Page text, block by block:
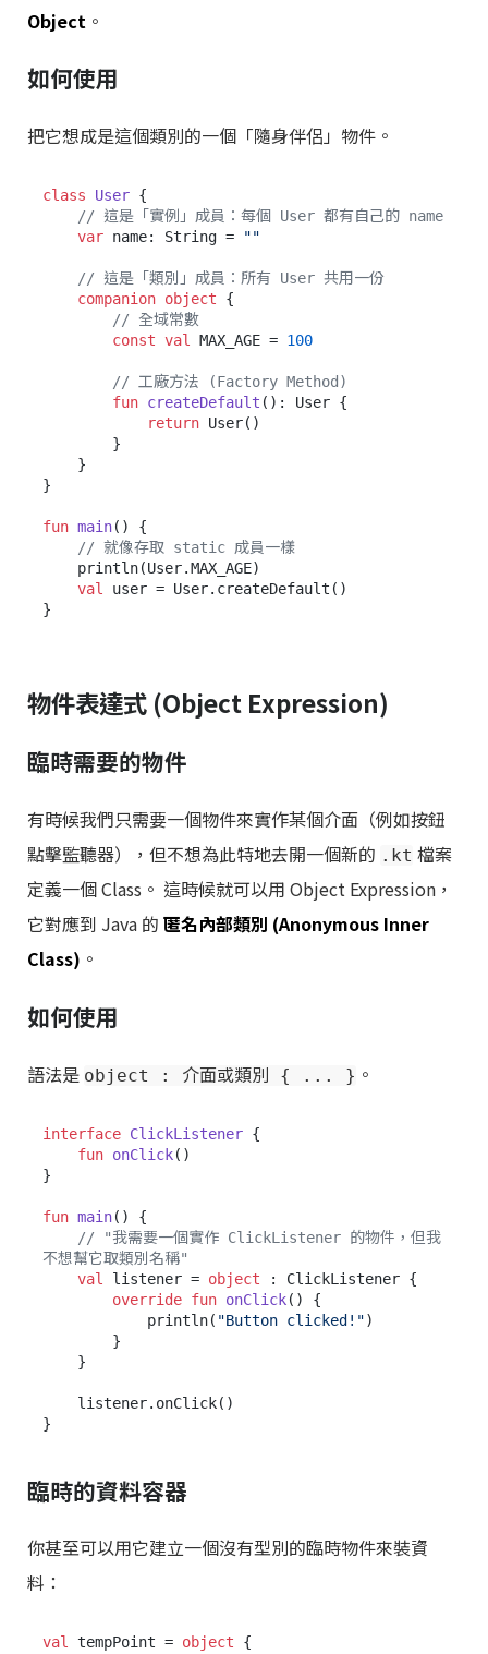
Object 。
如何使用
把它想成是這個類別的一個「隨身伴侶」物件。
class User {
// 這是「實例」成員：每個 User 都有自己的 name
var name: String = ""
// 這是「類別」成員：所有 User 共用一份
companion object {
// 全域常數
const val MAX_AGE = 100
// 工廠方法 (Factory Method)
fun createDefault () : User {
return User()
}
fun main()
{
// 就像存取 static 成員一樣
val
user = User.createDefault()
物件表達式 (Object Expression)
臨時需要的物件
有時候我們只需要一個物件來實作某個介面（例如按鈕
點擊監聽器），但不想為此特地去開一個新的 .kt 檔案
定義一個 Class。 這時候就可以用 Object Expression，
它對應到 Java 的 匿名內部類別 (Anonymous Inner
Class) 。
如何使用
語法是 object : 介面或類別 { ... } 。
interface ClickListener {
fun onClick()
}
fun main()
{
// "我需要一個實作 ClickListener 的物件，但我
不想幫它取類別名稱"
val
listener = object : ClickListener {
override fun onClick()
{
            println(
"Button clicked!")
臨時的資料容器
你甚至可以用它建立一個沒有型別的臨時物件來裝資
料：
val tempPoint = object {